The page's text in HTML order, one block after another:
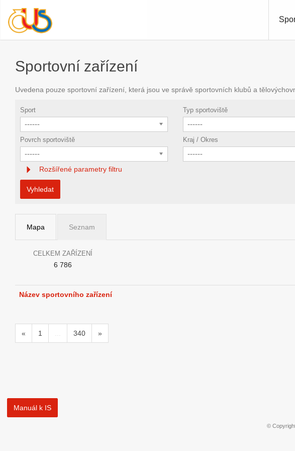
Sportovní zařízení
Uvedena pouze sportovní zařízení, která jsou ve správě sportovních klubů a
Sport
------
Typ sportoviště
------
Povrch sportoviště
------
Kraj / Okres
------
Rozšířené parametry filtru
Vyhledat
Mapa Seznam
CELKEM ZAŘÍZENÍ
6 786
Název sportovního zařízení
« 1 ... 340 »
Manuál k IS
©